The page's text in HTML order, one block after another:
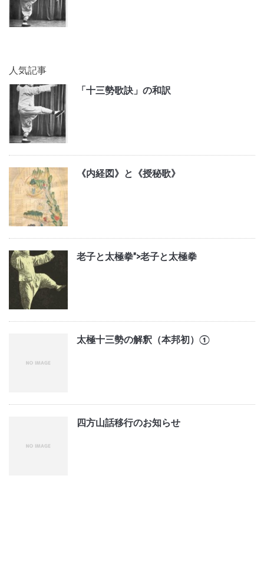
人気記事
「十三勢歌訣」の和訳
《内経図》と《授秘歌》
老子と太極拳">老子と太極拳
太極十三勢の解釈（本邦初）①
四方山話移行のお知らせ